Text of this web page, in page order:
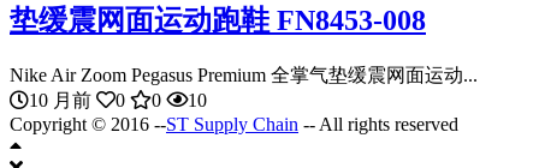
垫缓震网面运动跑鞋 FN8453-008
Nike Air Zoom Pegasus Premium 全掌气垫缓震网面运动...
10 月前
0 0
10
Copyright © 2016 --ST Supply Chain -- All rights reserved